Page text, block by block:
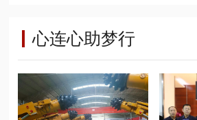
有着20多年历史
新任务、新情况
联合、创新、共
加大组织建设力
力，取得了优异
工能源装备大客
北大区总监常顺
书记陈岳任、
晋秀参加了座谈
家学者，产业生
心连心助梦行